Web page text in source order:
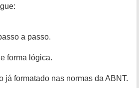
a passo.
forma lógica.
já formatado nas normas da ABNT.